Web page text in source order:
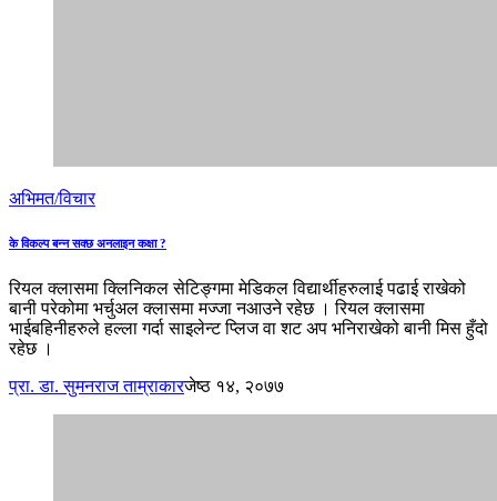
अभिमत/विचार
के विकल्प बन्न सक्छ अनलाइन कक्षा ?
रियल क्लासमा क्लिनिकल सेटिङ्गमा मेडिकल विद्यार्थीहरुलाई पढाई राखेको
बानी परेकोमा भर्चुअल क्लासमा मज्जा नआउने रहेछ । रियल क्लासमा
भाईबहिनीहरुले हल्ला गर्दा साइलेन्ट प्लिज वा शट अप भनिराखेको बानी मिस हुँदो
रहेछ ।
प्रा. डा. सुमनराज ताम्राकारजेष्ठ १४, २०७७